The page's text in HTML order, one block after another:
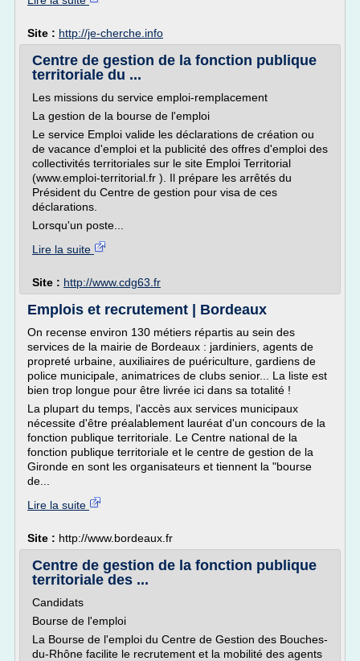
Site : http://je-cherche.info
Centre de gestion de la fonction publique
territoriale du ...
Les missions du service emploi-remplacement
La gestion de la bourse de l'emploi
Le service Emploi valide les déclarations de création ou
de vacance d'emploi et la publicité des offres d'emploi des
collectivités territoriales sur le site Emploi Territorial
(www.emploi-territorial.fr ). Il prépare les arrêtés du
Président du Centre de gestion pour visa de ces
déclarations.
Lorsqu'un poste...
Lire la suite
Site : http://www.cdg63.fr
Emplois et recrutement | Bordeaux
On recense environ 130 métiers répartis au sein des
services de la mairie de Bordeaux : jardiniers, agents de
propreté urbaine, auxiliaires de puériculture, gardiens de
police municipale, animatrices de clubs senior... La liste est
bien trop longue pour être livrée ici dans sa totalité !
La plupart du temps, l'accès aux services municipaux
nécessite d'être préalablement lauréat d'un concours de la
fonction publique territoriale. Le Centre national de la
fonction publique territoriale et le centre de gestion de la
Gironde en sont les organisateurs et tiennent la "bourse
de...
Lire la suite
Site : http://www.bordeaux.fr
Centre de gestion de la fonction publique
territoriale des ...
Candidats
Bourse de l'emploi
La Bourse de l'emploi du Centre de Gestion des Bouches-
du-Rhône facilite le recrutement et la mobilité des agents